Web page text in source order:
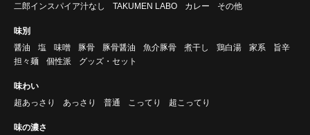
二郎インスパイア汁なし
TAKUMEN LABO カレー その他
味別
醤油
塩 味噌 豚骨 豚骨醤油 魚介豚骨 煮干し 鶏白湯 家系
旨辛
担々麺
個性派 グッズ・セット
味わい
超あっさり
あっさり 普通 こってり 超こってり
味の濃さ